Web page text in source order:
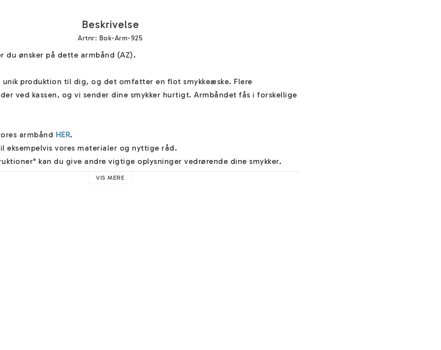
Beskrivelse
Artnr: Bok-Arm-925
du ønsker på dette armbånd (AZ).
unik produktion til dig, og det omfatter en flot smykkeæske. Flere
ved kassen, og vi sender dine smykker hurtigt. Armbåndet fås i forskellige
armbånd HER.
eksempelvis vores materialer og nyttige råd.
kan du give andre vigtige oplysninger vedrørende dine smykker.
VIS MERE